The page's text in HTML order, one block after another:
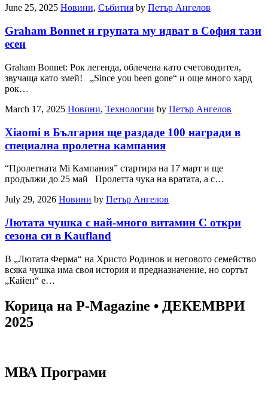
June 25, 2025 Новини, Събития by Петър Ангелов
Graham Bonnet и групата му идват в София тази
есен
Graham Bonnet: Рок легенда, облечена като счетоводител,
звучаща като змей! „Since you been gone“ и още много хард
рок…
March 17, 2025 Новини, Технологии by Петър Ангелов
Xiaomi в България ще раздаде 100 награди в
специална пролетна кампания
“Пролетната Mi Кампания” стартира на 17 март и ще
продължи до 25 май Пролетта чука на вратата, а с…
July 29, 2026 Новини by Петър Ангелов
Лютата чушка с най-много витамин С откри
сезона си в Kaufland
В „Лютата Ферма“ на Христо Родинов и неговото семейство
всяка чушка има своя история и предназначение, но сортът
„Кайен“ е…
Корица на P-Magazine • ДЕКЕМВРИ
2025
МВА Програми